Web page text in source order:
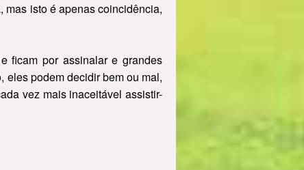
isto é apenas coincidência,
ficam por assinalar e grandes
eles podem decidir bem ou mal,
vez mais inaceitável assistir-